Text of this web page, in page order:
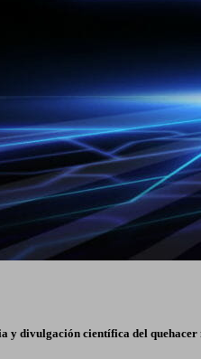
y divulgación científica del